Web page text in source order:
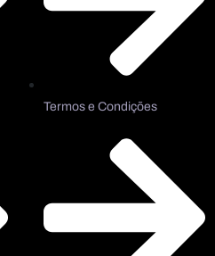
Termos e Condições